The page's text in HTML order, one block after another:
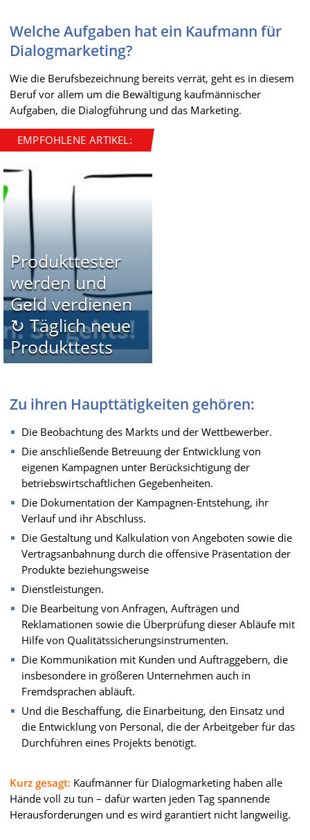
Welche Aufgaben hat ein Kaufmann für
Dialogmarketing?
Wie die Berufsbezeichnung bereits verrät, geht es in diesem
Beruf vor allem um die Bewältigung kaufmännischer
Aufgaben, die Dialogführung und das Marketing.
EMPFOHLENE ARTIKEL:
Produkttester
werden und
Geld verdienen
↻ Täglich neue
Produkttests
Zu ihren Haupttätigkeiten gehören:
Die Beobachtung des Markts und der Wettbewerber.
Die anschließende Betreuung der Entwicklung von
eigenen Kampagnen unter Berücksichtigung der
betriebswirtschaftlichen Gegebenheiten.
Die Dokumentation der Kampagnen-Entstehung, ihr
Verlauf und ihr Abschluss.
Die Gestaltung und Kalkulation von Angeboten sowie die
Vertragsanbahnung durch die offensive Präsentation der
Produkte beziehungsweise
Dienstleistungen.
Die Bearbeitung von Anfragen, Aufträgen und
Reklamationen sowie die Überprüfung dieser Abläufe mit
Hilfe von Qualitätssicherungsinstrumenten.
Die Kommunikation mit Kunden und Auftraggebern, die
insbesondere in größeren Unternehmen auch in
Fremdsprachen abläuft.
Und die Beschaffung, die Einarbeitung, den Einsatz und
die Entwicklung von Personal, die der Arbeitgeber für das
Durchführen eines Projekts benötigt.
Kurz gesagt: Kaufmänner für Dialogmarketing haben alle
Hände voll zu tun – dafür warten jeden Tag spannende
Herausforderungen und es wird garantiert nicht langweilig.